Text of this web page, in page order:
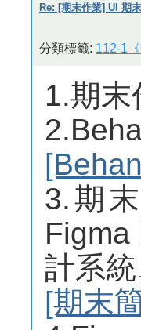
Re: [期末作業] UI 期
分類標籤: 112-1
1.期
3.期
計系
[期末